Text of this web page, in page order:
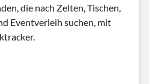
die nach Zelten, Tischen,
Eventverleih suchen, mit